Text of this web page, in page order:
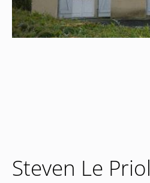
Steven Le Priol